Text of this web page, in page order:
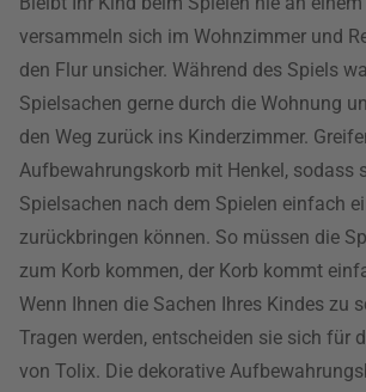
versammeln sich im Wohnzimmer und
den Flur unsicher. Während des Spiels
Spielsachen gerne durch die Wohnung
den Weg zurück ins Kinderzimmer.
Aufbewahrungskorb mit Henkel, sodass
Spielsachen nach dem Spielen einfach
zurückbringen können. So müssen die
zum Korb kommen, der Korb kommt
Wenn Ihnen die Sachen Ihres Kindes zu
Tragen werden, entscheiden sie sich für
von Tolix. Die dekorative